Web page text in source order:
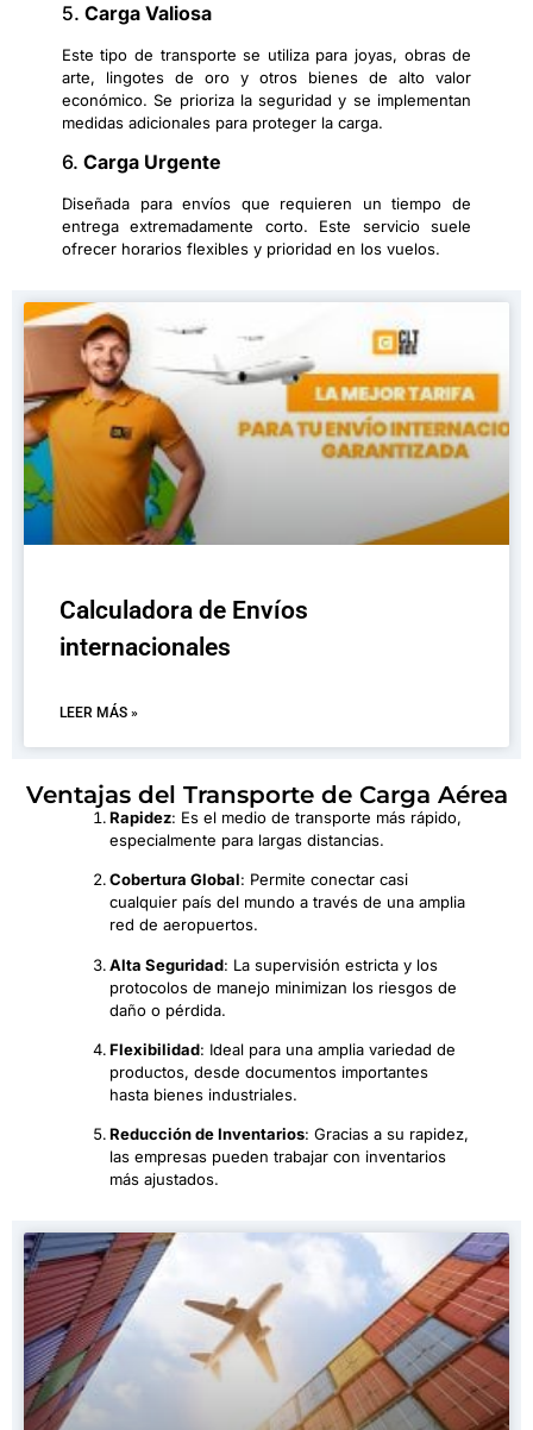
5. Carga Valiosa
Este tipo de transporte se utiliza para joyas, obras de
arte, lingotes de oro y otros bienes de alto valor
económico. Se prioriza la seguridad y se implementan
medidas adicionales para proteger la carga.
6. Carga Urgente
Diseñada para envíos que requieren un tiempo de
entrega extremadamente corto. Este servicio suele
ofrecer horarios flexibles y prioridad en los vuelos.
Calculadora de Envíos
internacionales
LEER MÁS »
Ventajas del Transporte de Carga Aérea
Rapidez: Es el medio de transporte más rápido,
especialmente para largas distancias.
Cobertura Global: Permite conectar casi
cualquier país del mundo a través de una amplia
red de aeropuertos.
Alta Seguridad: La supervisión estricta y los
protocolos de manejo minimizan los riesgos de
daño o pérdida.
Flexibilidad: Ideal para una amplia variedad de
productos, desde documentos importantes
hasta bienes industriales.
Reducción de Inventarios: Gracias a su rapidez,
las empresas pueden trabajar con inventarios
más ajustados.